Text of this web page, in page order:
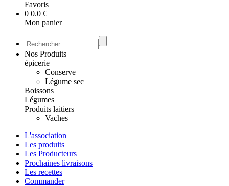
Favoris
0 0.0 €
Mon panier
Nos Produits
épicerie
Conserve
Légume sec
Boissons
Légumes
Produits laitiers
Vaches
L'association
Les produits
Les Producteurs
Prochaines livraisons
Les recettes
Commander